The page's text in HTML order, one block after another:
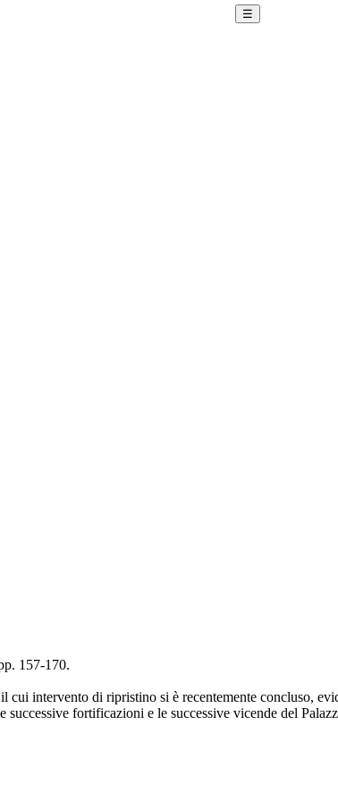
☰
157-170.
intervento di ripristino si è recentemente concluso,
fortificazioni e le successive vicende del